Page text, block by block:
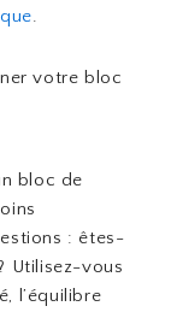
.
votre bloc
bloc de
: êtes-
Utilisez-vous
l’équilibre